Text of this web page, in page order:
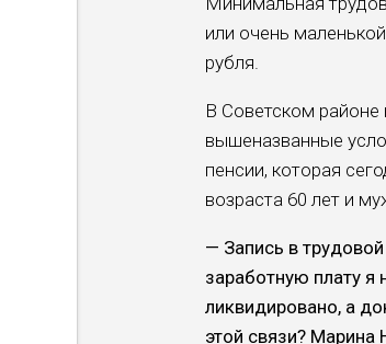
или очень
рубля.
В Советском
вышеназванные
пенсии, которая
возраста 60 лет и
— Запись в
заработную плату я
ликвидировано, а
этой связи? Марина